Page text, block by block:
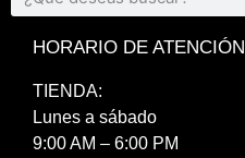
HORARIO DE ATENCIÓN
TIENDA:
Lunes a sábado
9:00 AM – 6:00 PM